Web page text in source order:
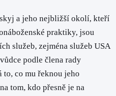
a jeho nejbližší okolí, kteří
praktiky, jsou
služeb, zejména služeb USA
podle člena rady
co mu řeknou jeho
tom, kdo přesně je na